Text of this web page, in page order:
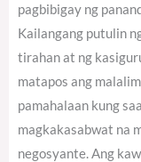
pagbibigay ng
Kailangang putulin
tirahan at ng
matapos ang
pamahalaan kung
magkakasabwat na
negosyante. Ang